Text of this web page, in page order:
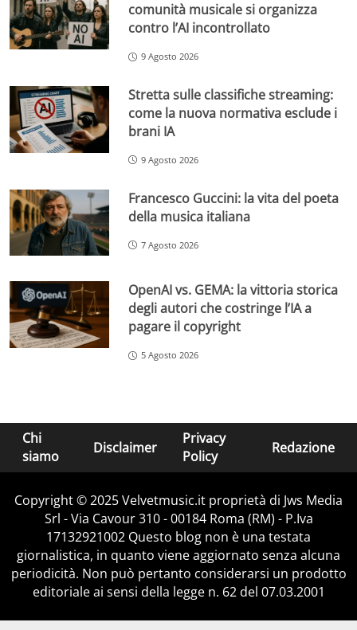
comunità musicale si organizza
contro l’AI incontrollato
9 Agosto 2026
Stretta sulle classifiche streaming:
come la nuova normativa esclude i
brani IA
9 Agosto 2026
Francesco Guccini: la vita del poeta
della musica italiana
7 Agosto 2026
OpenAI vs. GEMA: la vittoria storica
degli autori che costringe l’IA a
pagare il copyright
5 Agosto 2026
Chi
siamo
Disclaimer
Privacy
Policy
Redazione
Copyright © 2025 Velvetmusic.it proprietà di Jws Media
Srl - Via Cavour 310 - 00184 Roma (RM) - P.Iva
17132921002 Questo blog non è una testata
giornalistica, in quanto viene aggiornato senza alcuna
periodicità. Non può pertanto considerarsi un prodotto
editoriale ai sensi della legge n. 62 del 07.03.2001